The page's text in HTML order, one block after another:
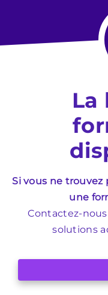
La
Si vous ne
une
Contactez-
solutions